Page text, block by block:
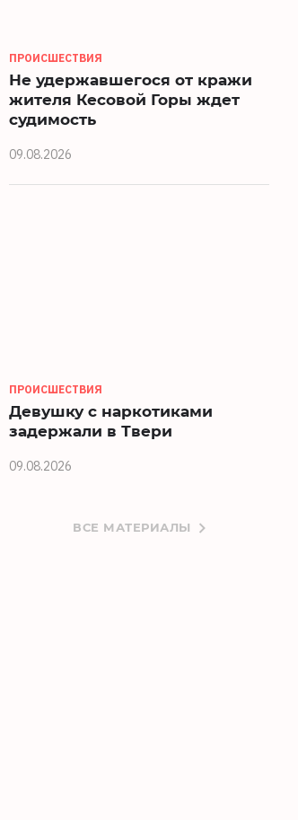
ПРОИСШЕСТВИЯ
Не удержавшегося от кражи
жителя Кесовой Горы ждет
судимость
09.08.2026
ПРОИСШЕСТВИЯ
Девушку с наркотиками
задержали в Твери
09.08.2026
ВСЕ МАТЕРИАЛЫ